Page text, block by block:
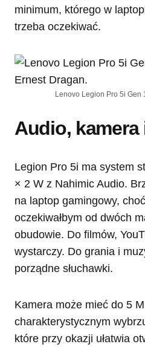
minimum, którego w
trzeba oczekiwać.
Lenovo Legion Pro 5i Gen
Audio,
Legion Pro 5i ma system
× 2 W z Nahimic Audio.
na laptop gamingowy,
oczekiwałbym od dwóch
obudowie. Do filmów,
wystarczy. Do grania i
porządne słuchawki.
Kamera może mieć do 5
charakterystycznym
które przy okazji ułatwia